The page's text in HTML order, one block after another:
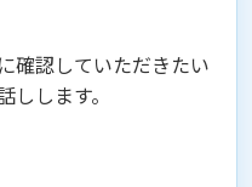
確認していただきたい
します。